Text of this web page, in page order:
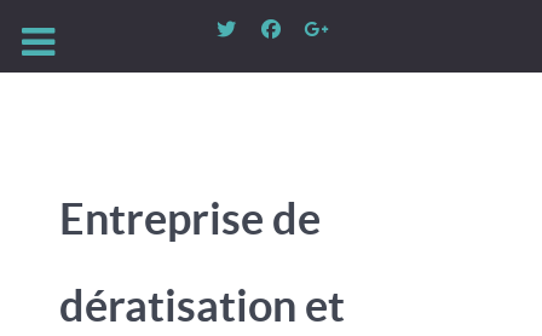
Entreprise de
dératisation et